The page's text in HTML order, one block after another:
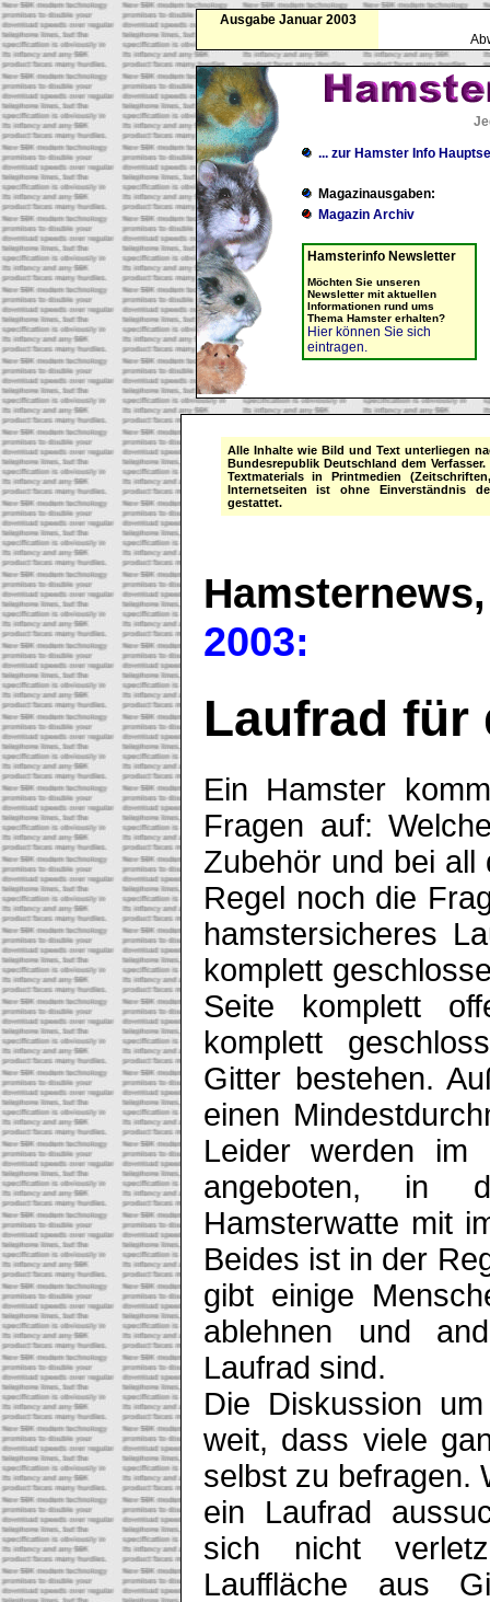
Ausgabe Januar 2003
... zur Hamster Info
Magazinausgaben:
Magazin Archiv
Hamsterinfo Newsletter
Möchten Sie unseren
Newsletter mit aktuellen
Informationen rund ums
Thema Hamster erhalten?
Hier können Sie sich
eintragen.
Alle Inhalte wie Bild und Text unterliegen
Bundesrepublik Deutschland dem
Textmaterials in Printmedien
Internetseiten ist ohne Einverständnis
gestattet.
2003:
Laufrad für
Ein Hamster
Fragen auf:
Zubehör und bei all
Regel noch die
hamstersicheres
komplett
Seite komplett
komplett
Gitter bestehen.
einen
Leider werden im
angeboten, in
Hamsterwatte mit
Beides ist in der
gibt einige
ablehnen und
Laufrad sind.
Die Diskussion
weit, dass viele
selbst zu befragen.
ein Laufrad
sich nicht
Lauffläche aus